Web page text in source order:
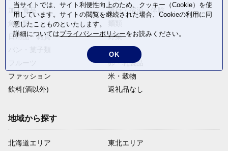
加工食品
旅行・宿泊・体験
魚介類
日用品・雑貨
野菜
卵・乳製品
ファッション
米・穀物
飲料(酒以外)
返礼品なし
地域から探す
北海道エリア
東北エリア
当サイトでは、サイト利便性向上のため、クッキー（Cookie）を使
用しています。サイトの閲覧を継続された場合、Cookieの利用に同
意したことものといたします。
詳細についてはプライバシーポリシーをお読みください。
OK